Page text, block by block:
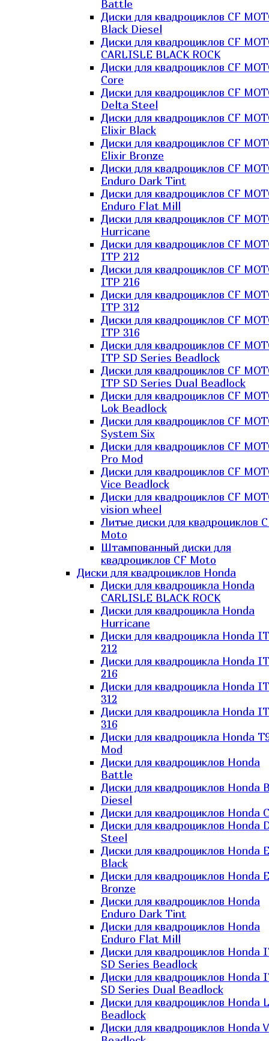
Battle
Диски для квадроциклов CF
Black Diesel
Диски для квадроциклов CF
CARLISLE BLACK ROCK
Диски для квадроциклов CF
Core
Диски для квадроциклов CF
Delta Steel
Диски для квадроциклов CF
Elixir Black
Диски для квадроциклов CF
Elixir Bronze
Диски для квадроциклов CF
Enduro Dark Tint
Диски для квадроциклов CF
Enduro Flat Mill
Диски для квадроциклов CF
Hurricane
Диски для квадроциклов CF
ITP 212
Диски для квадроциклов CF
ITP 216
Диски для квадроциклов CF
ITP 312
Диски для квадроциклов CF
ITP 316
Диски для квадроциклов CF
ITP SD Series Beadlock
Диски для квадроциклов CF
ITP SD Series Dual Beadlock
Диски для квадроциклов CF
Lok Beadlock
Диски для квадроциклов CF
System Six
Диски для квадроциклов CF
Pro Mod
Диски для квадроциклов CF
Vice Beadlock
Диски для квадроциклов CF
vision wheel
Литые диски для квадроциклов
Moto
Штампованный диски для
квадроциклов CF Moto
Диски для квадроциклов Honda
Диски для квадроцикла Honda
CARLISLE BLACK ROCK
Диски для квадроцикла Honda
Hurricane
Диски для квадроцикла Honda
212
Диски для квадроцикла Honda
216
Диски для квадроцикла Honda
312
Диски для квадроцикла Honda
316
Диски для квадроцикла Honda
Mod
Диски для квадроциклов Honda
Battle
Диски для квадроциклов Honda
Diesel
Диски для квадроциклов Honda
Диски для квадроциклов Honda
Steel
Диски для квадроциклов Honda
Black
Диски для квадроциклов Honda
Bronze
Диски для квадроциклов Honda
Enduro Dark Tint
Диски для квадроциклов Honda
Enduro Flat Mill
Диски для квадроциклов Honda
SD Series Beadlock
Диски для квадроциклов Honda
SD Series Dual Beadlock
Диски для квадроциклов Honda
Beadlock
Диски для квадроциклов Honda